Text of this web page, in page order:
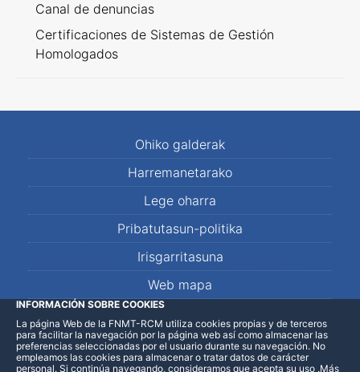
Canal de denuncias
Certificaciones de Sistemas de Gestión
Homologados
Ohiko galderak
Harremanetarako
Lege oharra
Pribatutasun-politika
Irisgarritasuna
Web mapa
LinkedInFacebookWhatsApp
INFORMACIÓN SOBRE COOKIES
La página Web de la FNMT-RCM utiliza cookies propias y de terceros
para facilitar la navegación por la página web así como almacenar las
preferencias seleccionadas por el usuario durante su navegación. No
empleamos las cookies para almacenar o tratar datos de carácter
personal. Si continúa navegando, consideramos que acepta su uso .Más